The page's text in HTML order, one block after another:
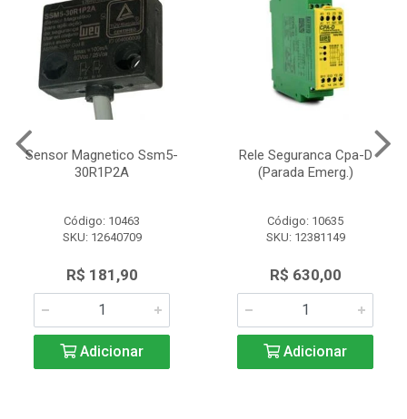
Sensor Magnetico Ssm5-
30R1P2A
Código: 10463
SKU: 12640709
R$ 181,90
Adicionar
Rele Seguranca Cpa-D
(Parada Emerg.)
Código: 10635
SKU: 12381149
R$ 630,00
Adicionar